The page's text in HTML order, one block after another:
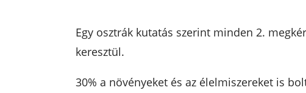
Egy osztrák kutatás szerint minden 2.
keresztül.
30% a növényeket és az élelmiszereket is